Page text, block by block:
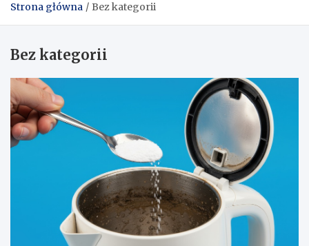
Strona główna Bez kategorii
Bez kategorii